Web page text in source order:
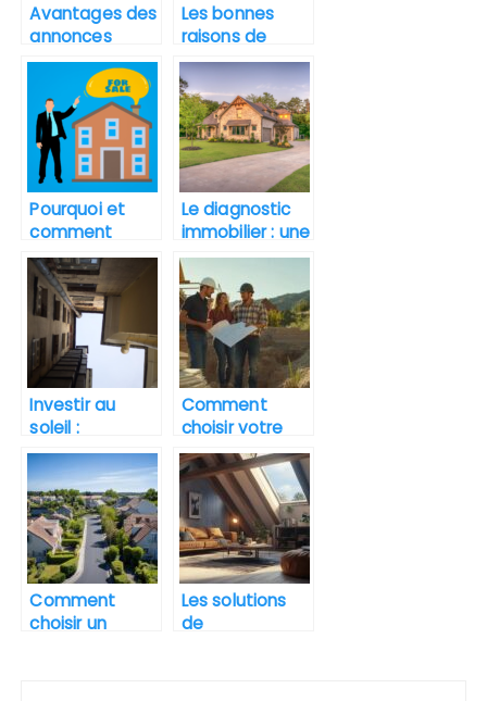
Avantages des
annonces
immobilieres
en ligne
Les bonnes
raisons de
choisir La
Rochelle pour
votre
investissement
immobilier
Pourquoi et
comment
estimer le prix
son
appartement ?
Le diagnostic
immobilier : une
etape
essentielle
pour reussir
une
transaction
immobiliere
Investir au
soleil :
appartements
à vendre sur la
Costa brava
Comment
choisir votre
constructeur
de maisons
individuelles
pour un projet
personnalisé
adapté à vos
besoins
évolutifs
Comment
choisir un
Les solutions
de